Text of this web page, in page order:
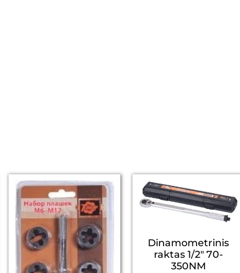
Dinamometrinis
raktas 1/2″ 70-
350NM